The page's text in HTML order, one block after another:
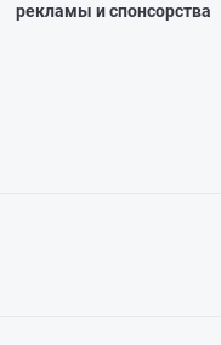
рекламы и спонсорства